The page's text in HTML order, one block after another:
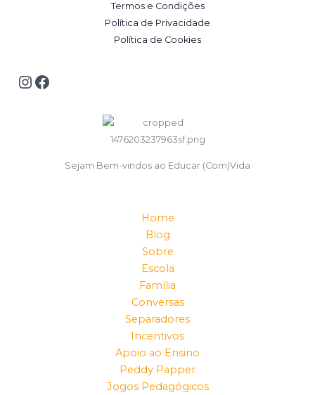
Termos e Condições
Política de Privacidade
Política de Cookies
Sejam Bem-vindos ao Educar (Com)Vida
Home
Blog
Sobre
Escola
Família
Conversas
Separadores
Incentivos
Apoio ao Ensino
Peddy Papper
Jogos Pedagógicos